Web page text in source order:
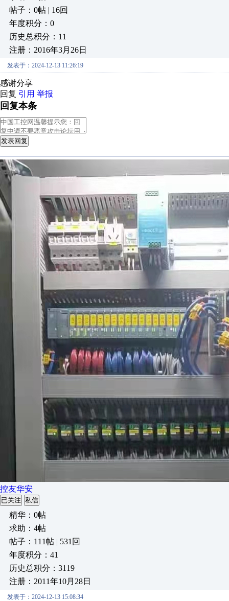
帖子：0帖 | 16回
年度积分：0
历史总积分：11
注册：2016年3月26日
发表于：2024-12-13 11:26:19
感谢分享
回复 引用 举报
回复本条
发表回复
控友华安
已关注 私信
精华：0帖
求助：4帖
帖子：111帖 | 531回
年度积分：41
历史总积分：3119
注册：2011年10月28日
发表于：2024-12-13 15:08:34